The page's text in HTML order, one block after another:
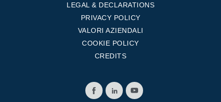
LEGAL & DECLARATIONS
PRIVACY POLICY
VALORI AZIENDALI
COOKIE POLICY
CREDITS